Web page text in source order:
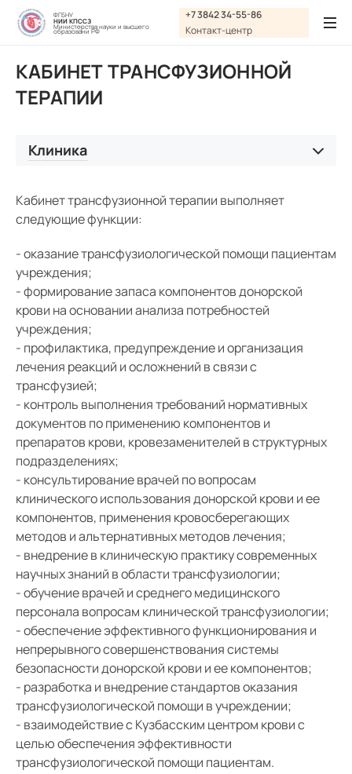
Обычная версия сайта
Шрифт: A A A
Графика:
Выключить изображения
Выключить видео
Одинарный
Полуторный
Двойной
Разрядка:
Стандартный
Средний
Большой
Гарнитура:
Без засечек
С засечками
ФГБНУ
НИИ КПССЗ
Министерства науки и высшего
образовани РФ Контакт-центр
+7 3842 34-55-86
КАБИНЕТ ТРАНСФУЗИОННОЙ
ТЕРАПИИ
Клиника
Отделение кардиохирургии №1
Отделение рентгенохирургических методов
диагностики и лечения
Отделение рентгенохирургических методов
диагностики и лечения №2 (г. Новокузнецк)
Отделение анестезиологии и реанимации
Отделение хирургического лечения сложных
нарушений ритма сердца и
электрокардиостимуляции
Трансплантация сердца
Консультативно-диагностическое отделение
Отделение функциональной и ультразвуковой
диагностики
Клинико-диагностическая лаборатория
Кабинет трансфузионной терапии
Отделение лучевой диагностики
Приемное отделение
Отделение медицинской реабилитации взрослых
для пациентов с соматическими заболеваниями
Оперблок
Детская кардиохирургия
Кардиохирургия
Рентгенэндоваскулярная хирургия
Аритмология
Кабинет трансфузионной терапии выполняет
следующие функции:
- оказание трансфузиологической помощи пациентам
учреждения;
- формирование запаса компонентов донорской
крови на основании анализа потребностей
учреждения;
- профилактика, предупреждение и организация
лечения реакций и осложнений в связи с
трансфузией;
- контроль выполнения требований нормативных
документов по применению компонентов и
препаратов крови, кровезаменителей в структурных
подразделениях;
- консультирование врачей по вопросам
клинического использования донорской крови и ее
компонентов, применения кровосберегающих
методов и альтернативных методов лечения;
- внедрение в клиническую практику современных
научных знаний в области трансфузиологии;
- обучение врачей и среднего медицинского
персонала вопросам клинической трансфузиологии;
- обеспечение эффективного функционирования и
непрерывного совершенствования системы
безопасности донорской крови и ее компонентов;
- разработка и внедрение стандартов оказания
трансфузиологической помощи в учреждении;
- взаимодействие с Кузбасским центром крови с
целью обеспечения эффективности
трансфузиологической помощи пациентам.